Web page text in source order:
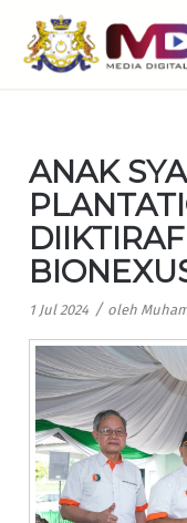
ANAK
1 Jul 2024 / oleh